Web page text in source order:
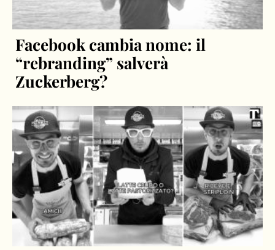
Facebook cambia nome: il
“rebranding” salverà
Zuckerberg?